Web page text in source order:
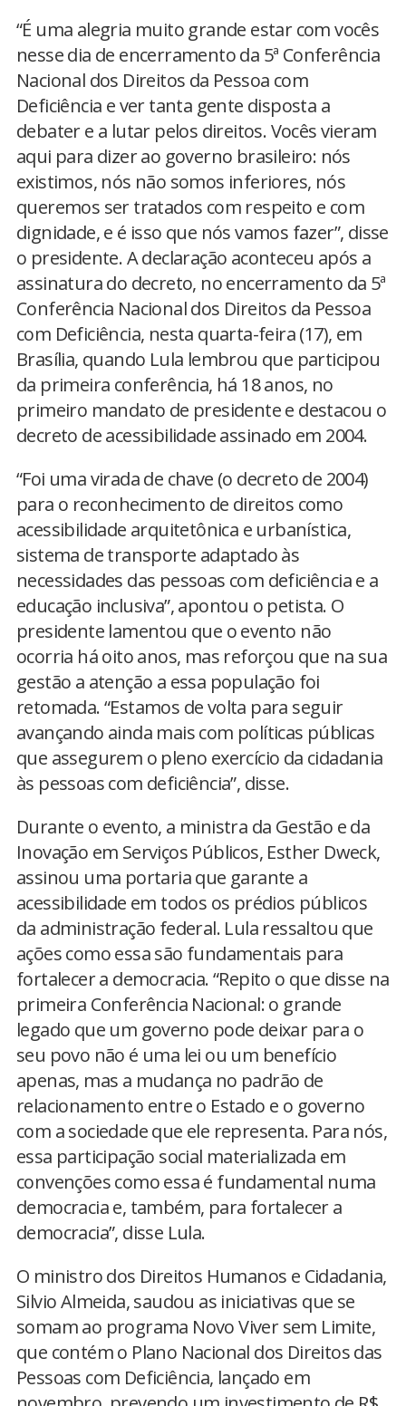
“É uma alegria muito grande estar com vocês
nesse dia de encerramento da 5ª Conferência
Nacional dos Direitos da Pessoa com
Deficiência e ver tanta gente disposta a
debater e a lutar pelos direitos. Vocês vieram
aqui para dizer ao governo brasileiro: nós
existimos, nós não somos inferiores, nós
queremos ser tratados com respeito e com
dignidade, e é isso que nós vamos fazer”, disse
o presidente. A declaração aconteceu após a
assinatura do decreto, no encerramento da 5ª
Conferência Nacional dos Direitos da Pessoa
com Deficiência, nesta quarta-feira (17), em
Brasília, quando Lula lembrou que participou
da primeira conferência, há 18 anos, no
primeiro mandato de presidente e destacou o
decreto de acessibilidade assinado em 2004.
“Foi uma virada de chave (o decreto de 2004)
para o reconhecimento de direitos como
acessibilidade arquitetônica e urbanística,
sistema de transporte adaptado às
necessidades das pessoas com deficiência e a
educação inclusiva”, apontou o petista. O
presidente lamentou que o evento não
ocorria há oito anos, mas reforçou que na sua
gestão a atenção a essa população foi
retomada. “Estamos de volta para seguir
avançando ainda mais com políticas públicas
que assegurem o pleno exercício da cidadania
às pessoas com deficiência”, disse.
Durante o evento, a ministra da Gestão e da
Inovação em Serviços Públicos, Esther Dweck,
assinou uma portaria que garante a
acessibilidade em todos os prédios públicos
da administração federal. Lula ressaltou que
ações como essa são fundamentais para
fortalecer a democracia. “Repito o que disse na
primeira Conferência Nacional: o grande
legado que um governo pode deixar para o
seu povo não é uma lei ou um benefício
apenas, mas a mudança no padrão de
relacionamento entre o Estado e o governo
com a sociedade que ele representa. Para nós,
essa participação social materializada em
convenções como essa é fundamental numa
democracia e, também, para fortalecer a
democracia”, disse Lula.
O ministro dos Direitos Humanos e Cidadania,
Silvio Almeida, saudou as iniciativas que se
somam ao programa Novo Viver sem Limite,
que contém o Plano Nacional dos Direitos das
Pessoas com Deficiência, lançado em